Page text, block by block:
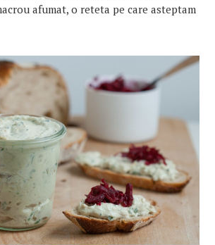
afumat, o reteta pe care asteptam